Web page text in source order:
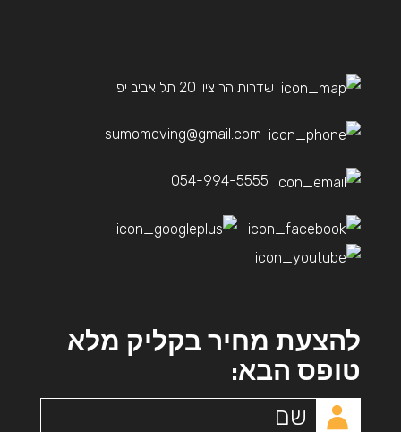
שדרות הר ציון 20 תל אביב יפו
sumomoving@gmail.com
054-994-5555
להצעת מחיר בקליק מלא
טופס הבא: